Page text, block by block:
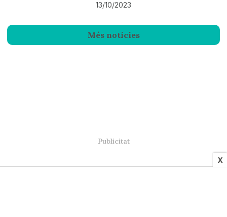
X
13/10/2023
Més notícies